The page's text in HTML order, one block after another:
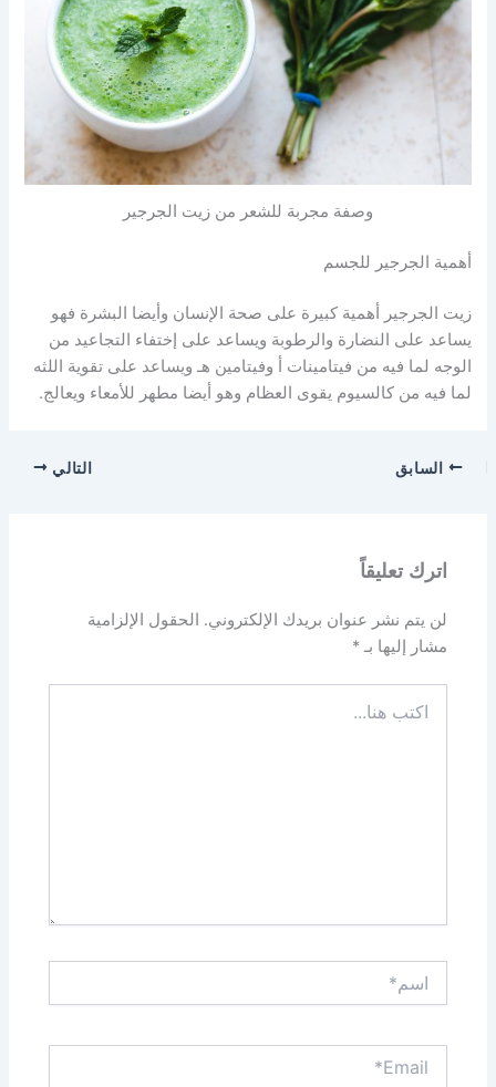
وصفة مجربة للشعر من زيت الجرجير
أهمية الجرجير للجسم
زيت الجرجير أهمية كبيرة على صحة الإنسان وأيضا البشرة فهو
يساعد على النضارة والرطوبة ويساعد على إختفاء التجاعيد من
الوجه لما فيه من فيتامينات أ وفيتامين هـ ويساعد على تقوية اللثه
لما فيه من كالسيوم يقوى العظام وهو أيضا مطهر للأمعاء ويعالج.
السابق التالي
اترك تعليقاً
لن يتم نشر عنوان بريدك الإلكتروني. الحقول الإلزامية
مشار إليها بـ*
هنا...